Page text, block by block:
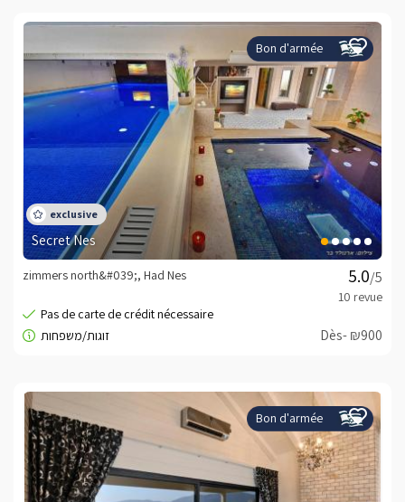
Bon d'armée
Secret Nes
/5
zimmers north&#039;, Had Nes
Dès- ₪900
Bon d'armée